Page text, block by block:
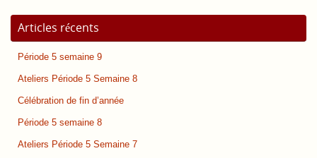
Articles récents
Période 5 semaine 9
Ateliers Période 5 Semaine 8
Célébration de fin d’année
Période 5 semaine 8
Ateliers Période 5 Semaine 7